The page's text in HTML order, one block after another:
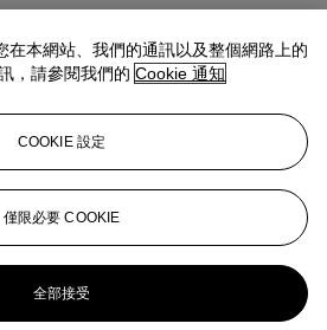
le propriétaire actuel
SOKOLOV: LA FIN DANS LE
(1947); MARDSEN HARTLEY:
OFFICER (1914)'; SIGNED, DATED
REVERSE; TITLED ON THE
術 (日間拍賣)
在本網站、我們的通訊以及整個網路上的
，請參閱我們的 Cookie 通知
COOKIE 設定
僅限必要 COOKIE
全部接受